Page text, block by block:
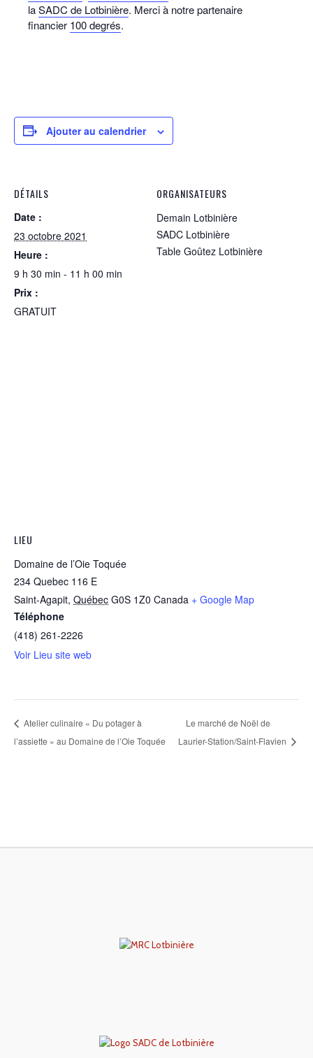
laSADC de Lotbinière. Merci à notre partenaire
financier 100 degrés.
Ajouter au calendrier
DÉTAILS
Date :
23 octobre 2021
Heure :
9 h 30 min - 11 h 00 min
Prix :
GRATUIT
ORGANISATEURS
Demain Lotbinière
SADC Lotbinière
Table Goûtez Lotbinière
LIEU
Domaine de l’Oie Toquée
234 Quebec 116 E
Saint-Agapit, Québec G0S 1Z0 Canada + Google Map
Téléphone
(418) 261-2226
Voir Lieu site web
Atelier culinaire « Du potager à
l’assiette » au Domaine de l’Oie Toquée
Le marché de Noël de
Laurier-Station/Saint-Flavien